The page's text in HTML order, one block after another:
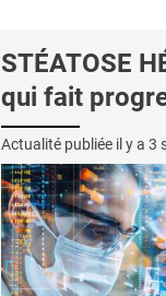
STÉATOSE
qui fait
Actualité publiée il y a 3